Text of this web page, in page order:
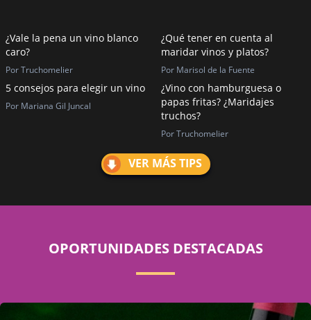
¿Vale la pena un vino blanco
caro?
Por Truchomelier
¿Qué tener en cuenta al
maridar vinos y platos?
Por Marisol de la Fuente
5 consejos para elegir un vino
Por Mariana Gil Juncal
¿Vino con hamburguesa o
papas fritas? ¿Maridajes
truchos?
Por Truchomelier
VER MÁS TIPS
OPORTUNIDADES DESTACADAS